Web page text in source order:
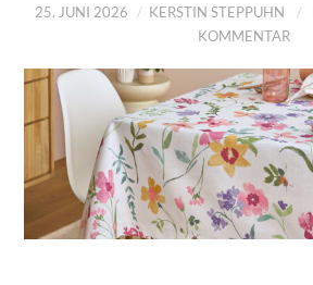
25. JUNI 2026 KERSTIN STEPPUHN
KOMMENTAR